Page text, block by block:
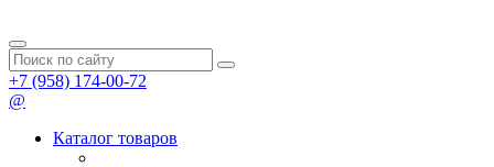
+7 (958) 174-00-72
@
Каталог товаров